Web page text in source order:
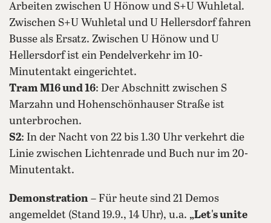
Arbeiten zwischen U Hönow und S+U Wuhletal.
Zwischen S+U Wuhletal und U Hellersdorf fahren
Busse als Ersatz. Zwischen U Hönow und U
Hellersdorf ist ein Pendelverkehr im 10-
Minutentakt eingerichtet.
Tram M16 und 16: Der Abschnitt zwischen S
Marzahn und Hohenschönhauser Straße ist
unterbrochen.
S2: In der Nacht von 22 bis 1.30 Uhr verkehrt die
Linie zwischen Lichtenrade und Buch nur im 20-
Minutentakt.
Demonstration – Für heute sind 21 Demos
angemeldet (Stand 19.9., 14 Uhr), u.a. „Let's unite